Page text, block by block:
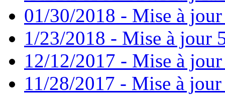
01/30/2018 - Mise à
1/23/2018 - Mise à jour
12/12/2017 - Mise à
11/28/2017 - Mise à